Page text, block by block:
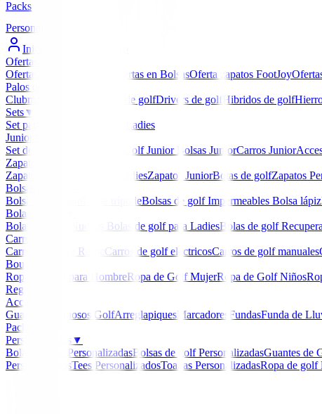
Packs
Personalizados
Iniciar Sesión / Registro
Ofertas
Ofertas en Palos de golf
Ofertas en BolsasOferta zapatos FootJoy
Palos de golf
Clubmaker
Maderas de golfDrivers de golf Hibridos de golf
Sets▼
Set para Caballero
Set para Ladies
Junior
Set de golf Junior
Palos de Golf Junior Bolsas JuniorCarros Junior
Zapatos
Zapatos Hombre
Zapatos LadiesZapatos JuniorBotas de golfZapatos
Bolsas de golf
Bolsa de carro
Bolsa de trípodeBolsas de golf Impermeables Bolsa lápiz
Bolas de golf
Bolas de Golf Nuevas
Bolas de golf para LadiesBolas de golf
Carros
Carros Clicgear Rovic Carros de golf eléctricosCarros de golf manuales
Boutique
Ropa de Golf para HombreRopa de Golf MujerRopa de Golf Niños
Regalos
Accesorios
Guantes
Luminosos GolfArreglapiquesMarcadores FundasFunda de
Packs
Personalizados▼
Bolas de golf PersonalizadasBolsas de golf PersonalizadasGuantes de
PersonalizadosTees PersonalizadosToallas PersonalizadasRopa de golf